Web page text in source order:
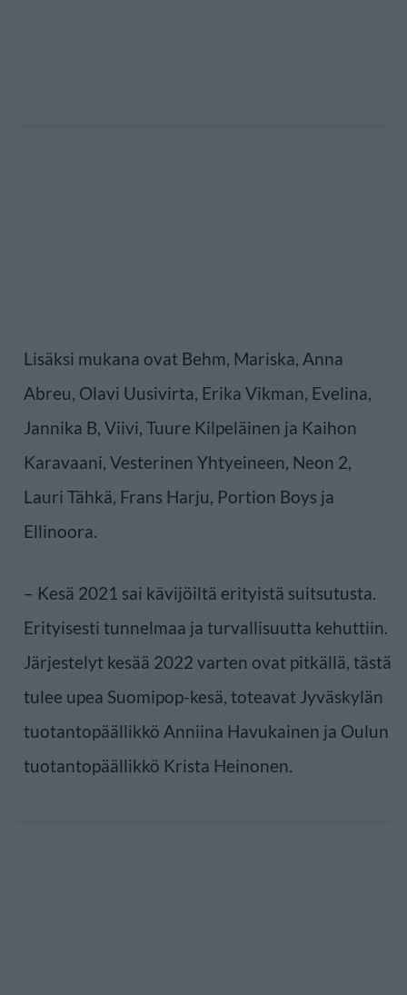
Lisäksi mukana ovat Behm, Mariska, Anna
Abreu, Olavi Uusivirta, Erika Vikman, Evelina,
Jannika B, Viivi, Tuure Kilpeläinen ja Kaihon
Karavaani, Vesterinen Yhtyeineen, Neon 2,
Lauri Tähkä, Frans Harju, Portion Boys ja
Ellinoora.
– Kesä 2021 sai kävijöiltä erityistä suitsutusta.
Erityisesti tunnelmaa ja turvallisuutta kehuttiin.
Järjestelyt kesää 2022 varten ovat pitkällä, tästä
tulee upea Suomipop-kesä, toteavat Jyväskylän
tuotantopäällikkö Anniina Havukainen ja Oulun
tuotantopäällikkö Krista Heinonen.